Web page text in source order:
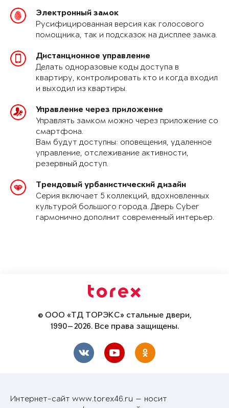
Электронный замок
Русифицированная версия как голосового
помощника, так и подсказок на дисплее замка.
Дистанционное управление
Делать одноразовые коды доступа в
квартиру, контролировать кто и когда входил
и выходил из квартиры.
Управление через приложение
Управлять замком можно через приложение со
смартфона.
Вам будут доступны: оповещения, удаленное
управление, отслеживание активности,
резервный доступ.
Трендовый урбанистический дизайн
Серия включает 5 коллекций, вдохновленных
культурой большого города. Дверь Cyber
гармонично дополнит современный интерьер.
© ООО «ТД ТОРЭКС» стальные двери,
1990—2026. Все права защищены.
Интернет-сайт www.torex46.ru — носит